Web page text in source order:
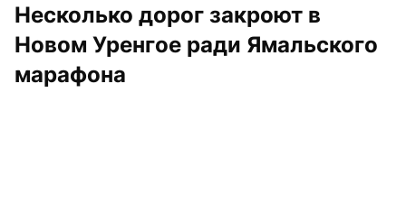
Несколько дорог закроют в
Новом Уренгое ради Ямальского
марафона